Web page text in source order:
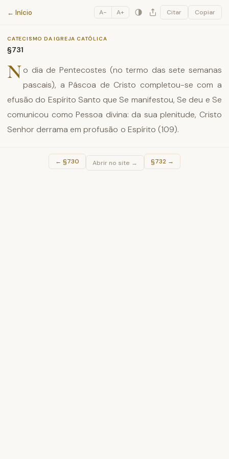
Catecismo da Igreja Católica
← Início A− A+ Citar Copiar
CATECISMO DA IGREJA CATÓLICA
§731
No dia de Pentecostes (no termo das sete semanas
pascais), a Páscoa de Cristo completou-se com a
efusão do Espírito Santo que Se manifestou, Se deu e Se
comunicou como Pessoa divina: da sua plenitude, Cristo
Senhor derrama em profusão o Espírito (109).
← §730 Abrir no site → §732 →